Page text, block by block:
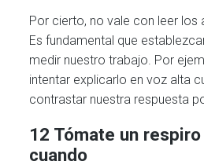
Por cierto, no vale con leer los
Es fundamental que
medir nuestro trabajo. Por
intentar explicarlo en voz alta
contrastar nuestra respuesta
12 Tómate un
cuando